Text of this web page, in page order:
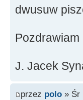
dwusuw
Pozdrawiam
J. Jacek
przez polo » Śr